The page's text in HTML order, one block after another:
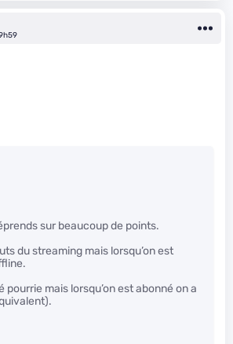
sur beaucoup de points.
du streaming mais lorsqu’on est
pourrie mais lorsqu’on est abonné on a